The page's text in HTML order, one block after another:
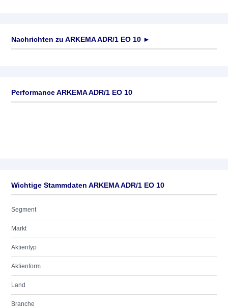
Nachrichten zu ARKEMA ADR/1 EO 10 ►
Performance ARKEMA ADR/1 EO 10
Wichtige Stammdaten ARKEMA ADR/1 EO 10
Segment
Markt
Aktientyp
Aktienform
Land
Branche